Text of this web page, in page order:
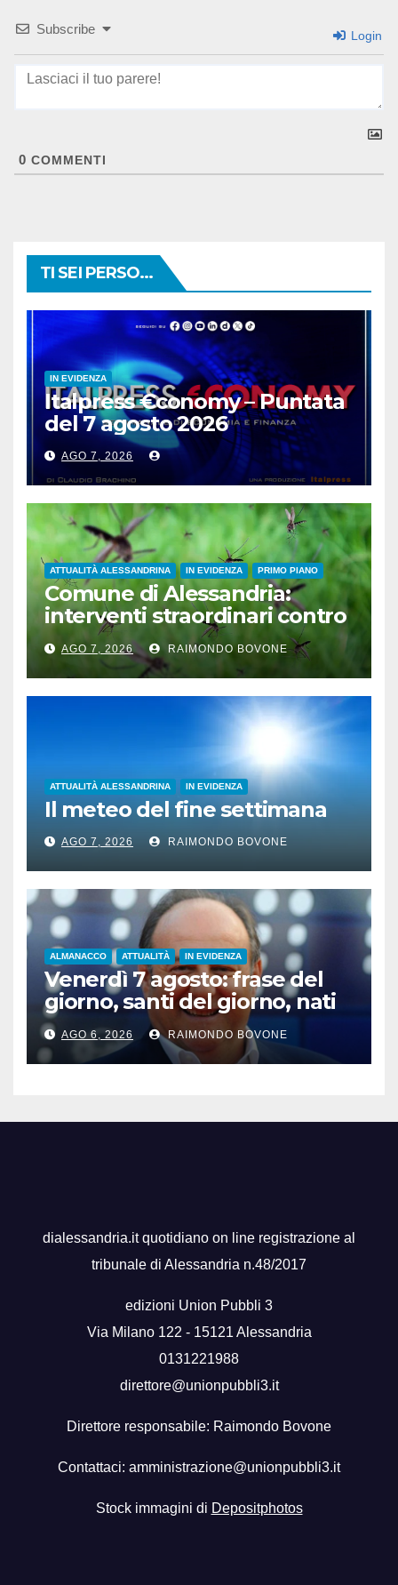
Subscribe Login
0 COMMENTI
TI SEI PERSO...
IN EVIDENZA
Italpress €conomy – Puntata
del 7 agosto 2026
AGO 7, 2026
ATTUALITÀ ALESSANDRINA IN EVIDENZA PRIMO PIANO
Comune di Alessandria:
interventi straordinari contro
le zanzare
AGO 7, 2026 RAIMONDO BOVONE
ATTUALITÀ ALESSANDRINA IN EVIDENZA
Il meteo del fine settimana
AGO 7, 2026 RAIMONDO BOVONE
ALMANACCO ATTUALITÀ IN EVIDENZA
Venerdì 7 agosto: frase del
giorno, santi del giorno, nati
famosi, accadde oggi
AGO 6, 2026 RAIMONDO BOVONE
dialessandria.it quotidiano on line registrazione al
tribunale di Alessandria n.48/2017
edizioni Union Pubbli 3
Via Milano 122 - 15121 Alessandria
0131221988
direttore@unionpubbli3.it
Direttore responsabile: Raimondo Bovone
Contattaci: amministrazione@unionpubbli3.it
Stock immagini di Depositphotos